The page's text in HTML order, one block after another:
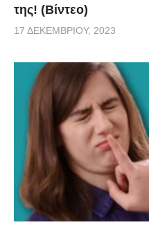
της! (Βίντεο)
17 ΔΕΚΕΜΒΡΊΟΥ, 2023